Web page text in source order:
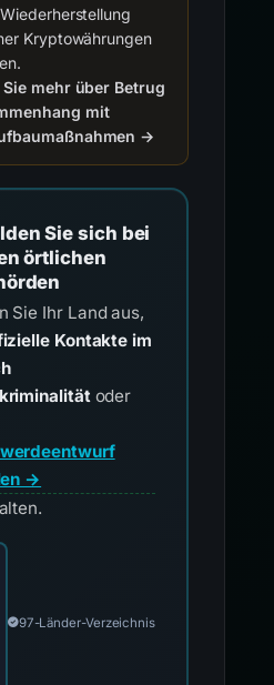
Kryptowährungen
Sie mehr über Betrug
mit
→
Sie sich bei
örtlichen
Sie Ihr Land aus,
Kontakte im
oder
→
Land für offizielle
97-Länder-Verzeichnis